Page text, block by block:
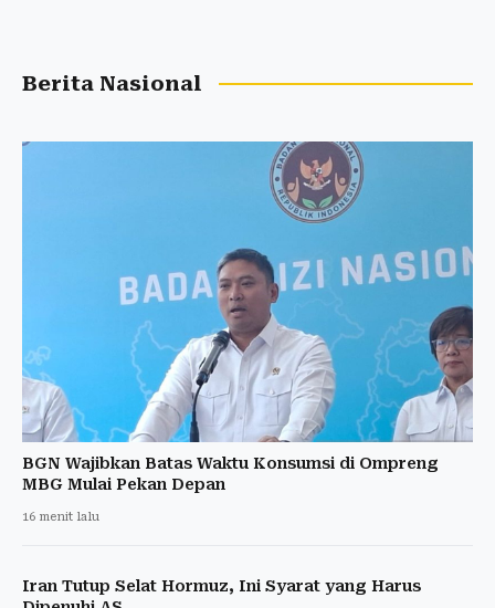
Berita Nasional
BGN Wajibkan Batas Waktu Konsumsi di Ompreng
MBG Mulai Pekan Depan
16 menit lalu
Iran Tutup Selat Hormuz, Ini Syarat yang Harus